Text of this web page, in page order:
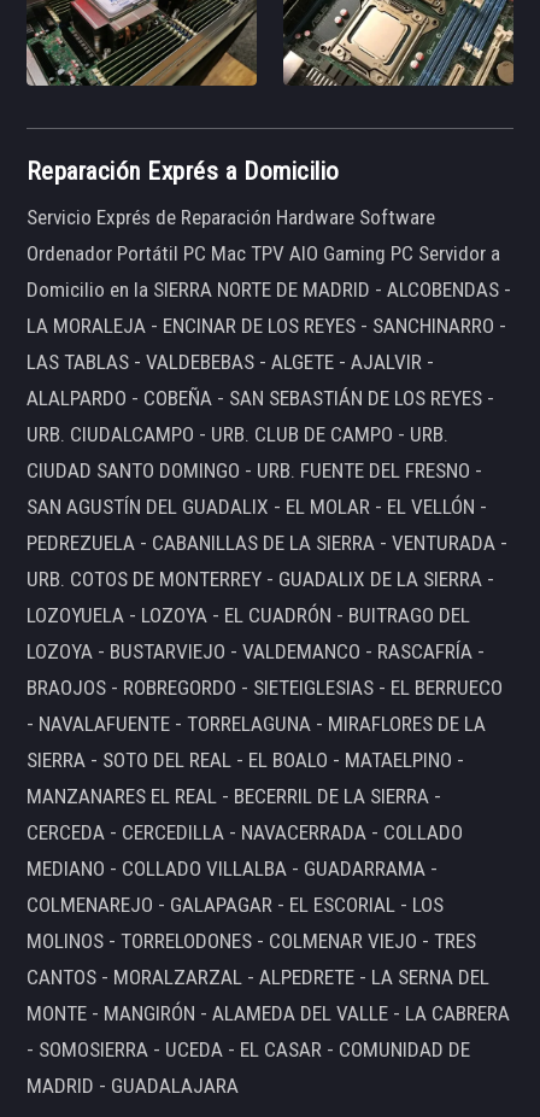
Reparación Exprés a Domicilio
Servicio Exprés de Reparación Hardware Software
Ordenador Portátil PC Mac TPV AIO Gaming PC Servidor a
Domicilio en la SIERRA NORTE DE MADRID - ALCOBENDAS -
LA MORALEJA - ENCINAR DE LOS REYES - SANCHINARRO -
LAS TABLAS - VALDEBEBAS - ALGETE - AJALVIR -
ALALPARDO - COBEÑA - SAN SEBASTIÁN DE LOS REYES -
URB. CIUDALCAMPO - URB. CLUB DE CAMPO - URB.
CIUDAD SANTO DOMINGO - URB. FUENTE DEL FRESNO -
SAN AGUSTÍN DEL GUADALIX - EL MOLAR - EL VELLÓN -
PEDREZUELA - CABANILLAS DE LA SIERRA - VENTURADA -
URB. COTOS DE MONTERREY - GUADALIX DE LA SIERRA -
LOZOYUELA - LOZOYA - EL CUADRÓN - BUITRAGO DEL
LOZOYA - BUSTARVIEJO - VALDEMANCO - RASCAFRÍA -
BRAOJOS - ROBREGORDO - SIETEIGLESIAS - EL BERRUECO
- NAVALAFUENTE - TORRELAGUNA - MIRAFLORES DE LA
SIERRA - SOTO DEL REAL - EL BOALO - MATAELPINO -
MANZANARES EL REAL - BECERRIL DE LA SIERRA -
CERCEDA - CERCEDILLA - NAVACERRADA - COLLADO
MEDIANO - COLLADO VILLALBA - GUADARRAMA -
COLMENAREJO - GALAPAGAR - EL ESCORIAL - LOS
MOLINOS - TORRELODONES - COLMENAR VIEJO - TRES
CANTOS - MORALZARZAL - ALPEDRETE - LA SERNA DEL
MONTE - MANGIRÓN - ALAMEDA DEL VALLE - LA CABRERA
- SOMOSIERRA - UCEDA - EL CASAR - COMUNIDAD DE
MADRID - GUADALAJARA